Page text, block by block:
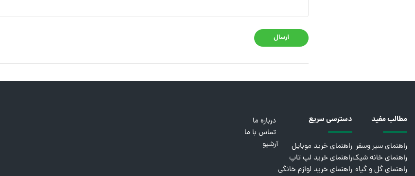
ارسال
مطالب مفید
راهنمای سیر وسفر
راهنمای خانه شیک
راهنمای گل و گیاه
دسترسی سریع
راهنمای خرید موبایل
راهنمای خرید لپ تاپ
راهنمای خرید لوازم خانگی
درباره ما
تماس با ما
آرشیو